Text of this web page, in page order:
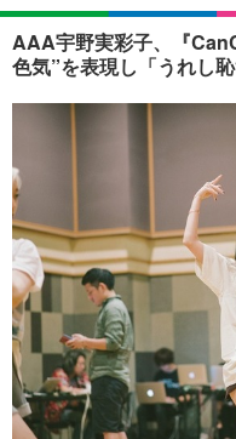
音楽
ライフTOP
ペット
その他
リリース一覧
プッシュ通知の停止方法
AAA宇野実彩子、『
色気”を表現し「うれし